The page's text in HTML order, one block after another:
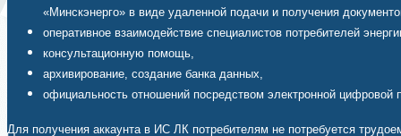
«Минскэнерго» в виде удаленной подачи и получения
оперативное взаимодействие специалистов потребителей
консультационную помощь,
архивирование, создание банка данных,
официальность отношений посредством электронной цифровой
Для получения аккаунта в ИС ЛК потребителям не потребуется